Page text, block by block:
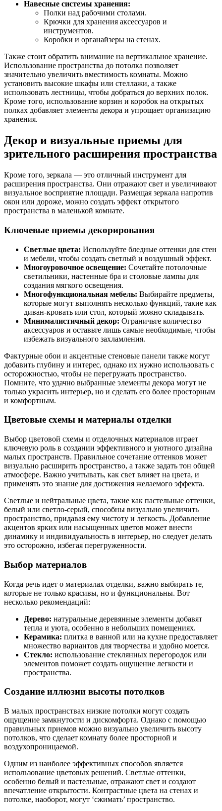
Навесные системы хранения:
Полки над рабочими столами.
Крючки для хранения аксессуаров и
инструментов.
Коробки и органайзеры на стенах.
Также стоит обратить внимание на вертикальное хранение.
Использование пространства до потолка позволяет
значительно увеличить вместимость комнаты. Можно
установить высокие шкафы или стеллажи, а также
использовать лестницы, чтобы добраться до верхних полок.
Кроме того, использование корзин и коробок на открытых
полках добавляет элементы декора и упрощает организацию
хранения.
Декор и визуальные приемы для
зрительного расширения пространства
Кроме того, зеркала — это отличный инструмент для
расширения пространства. Они отражают свет и увеличивают
визуальное восприятие площади. Размещая зеркала напротив
окон или дороже, можно создать эффект открытого
пространства в маленькой комнате.
Ключевые приемы декорирования
Светлые цвета: Используйте бледные оттенки для стен
и мебели, чтобы создать светлый и воздушный эффект.
Многоуровочное освещение: Сочетайте потолочные
светильники, настенные бра и столовые лампы для
создания мягкого освещения.
Многофункциональная мебель: Выбирайте предметы,
которые могут выполнять несколько функций, такие как
диван-кровать или стол, который можно складывать.
Минималистичный декор: Ограничьте количество
аксессуаров и оставьте лишь самые необходимые, чтобы
избежать визуального захламления.
Фактурные обои и акцентные стеновые панели также могут
добавить глубину и интерес, однако их нужно использовать с
осторожностью, чтобы не перегружать пространство.
Помните, что удачно выбранные элементы декора могут не
только украсить интерьер, но и сделать его более просторным
и комфортным.
Цветовые схемы и материалы отделки
Выбор цветовой схемы и отделочных материалов играет
ключевую роль в создании эффективного и уютного дизайна
малых пространств. Правильное сочетание оттенков может
визуально расширить пространство, а также задать тон общей
атмосфере. Важно учитывать, как свет влияет на цвета, и
применять это знание для достижения желаемого эффекта.
Светлые и нейтральные цвета, такие как пастельные оттенки,
белый или светло-серый, способны визуально увеличить
пространство, придавая ему чистоту и легкость. Добавление
акцентов ярких или насыщенных цветов может внести
динамику и индивидуальность в интерьер, но следует делать
это осторожно, избегая перегруженности.
Выбор материалов
Когда речь идет о материалах отделки, важно выбирать те,
которые не только красивы, но и функциональны. Вот
несколько рекомендаций:
Дерево: натуральные деревянные элементы добавят
тепла и уюта, особенно в небольших помещениях.
Керамика: плитка в ванной или на кухне предоставляет
множество вариантов для творчества и удобно моется.
Стекло: использование стеклянных перегородок или
элементов поможет создать ощущение легкости и
пространства.
Создание иллюзии высоты потолков
В малых пространствах низкие потолки могут создать
ощущение замкнутости и дискомфорта. Однако с помощью
правильных приемов можно визуально увеличить высоту
потолков, что сделает комнату более просторной и
воздухопроницаемой.
Одним из наиболее эффективных способов является
использование цветовых решений. Светлые оттенки,
особенно белый и пастельные, отражают свет и создают
впечатление открытости. Контрастные цвета на стенах и
потолке, наоборот, могут ‘сжимать’ пространство.